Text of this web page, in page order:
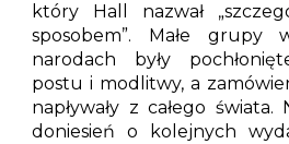
który Hall nazwał
sposobem”. Małe grupy
narodach były
postu i modlitwy, a
napływały z całego świata.
doniesień o kolejnych